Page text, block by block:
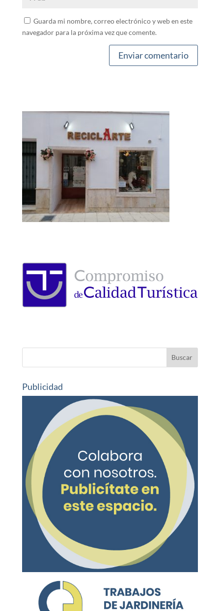
Guarda mi nombre, correo electrónico y web en este
navegador para la próxima vez que comente.
Publicidad